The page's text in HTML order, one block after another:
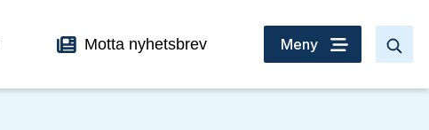
Motta nyhetsbrev Meny